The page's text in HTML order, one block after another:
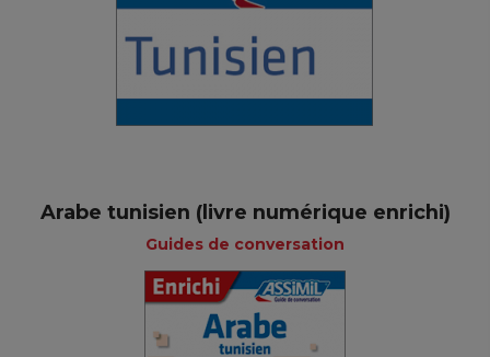
Arabe tunisien (livre numérique enrichi)
Guides de conversation